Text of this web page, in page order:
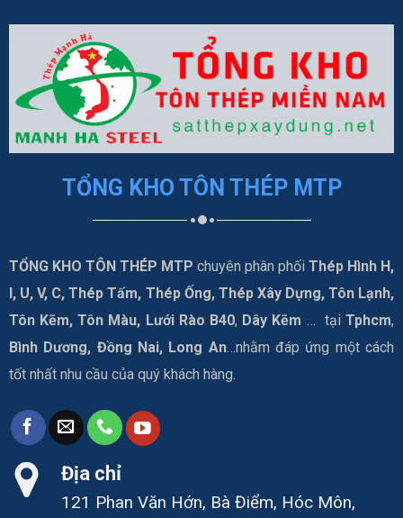
TỔNG KHO TÔN THÉP MTP
TỔNG KHO TÔN THÉP MTP chuyên phân phốiThép Hình H,
I, U, V, C, Thép Tấm, Thép Ống, Thép Xây Dựng, Tôn Lạnh,
Tôn Kẽm, Tôn Màu, Lưới Rào B40, Dây Kẽm … tạiTphcm,
Bình Dương, Đồng Nai, Long An…nhằm đáp ứng một cách
tốt nhất nhu cầu của quý khách hàng.
Địa chỉ
121 Phan Văn Hớn, Bà Điểm, Hóc Môn,